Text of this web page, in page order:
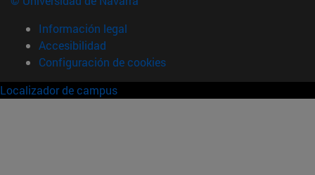
Información legal
Accesibilidad
Configuración de cookies
Localizador de campus